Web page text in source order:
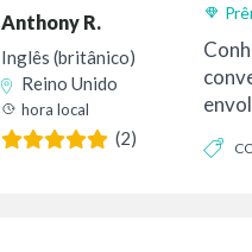
Anthony R.
Inglês (britânico)
Reino Unido
hora local
(2)